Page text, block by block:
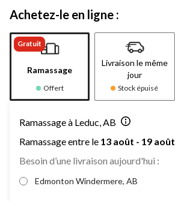
Achetez-le en ligne :
Gratuit
Ramassage
Offert
Livraison le même
jour
Stock épuisé
Ramassage à Leduc, AB
Ramassage entre le 13 août - 19 août
Besoin d’une livraison aujourd'hui :
Edmonton Windermere, AB